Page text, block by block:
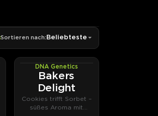
Sortieren nach: Beliebteste
PHOTOFEM
DNA Genetics
Bakers
Delight
Cookies trifft Sorbet –
süßes Aroma mit